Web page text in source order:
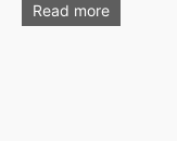
Read more